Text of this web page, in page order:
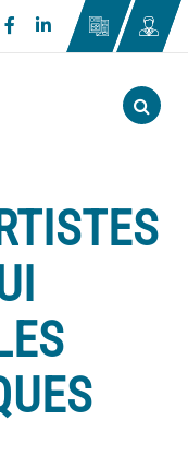
Lien vers le compte
Lien vers le
Aller